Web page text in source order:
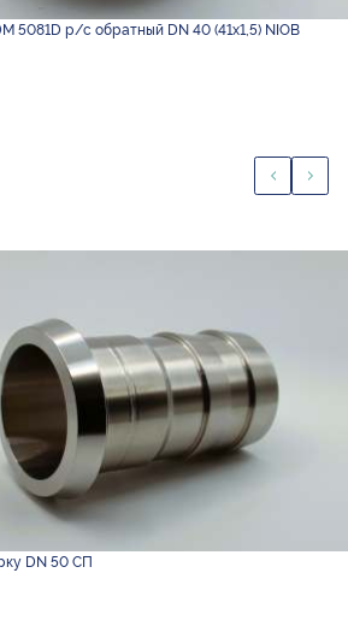
5081D р/с обратный DN 40 (41х1,5) NIOB
DN 50 СП